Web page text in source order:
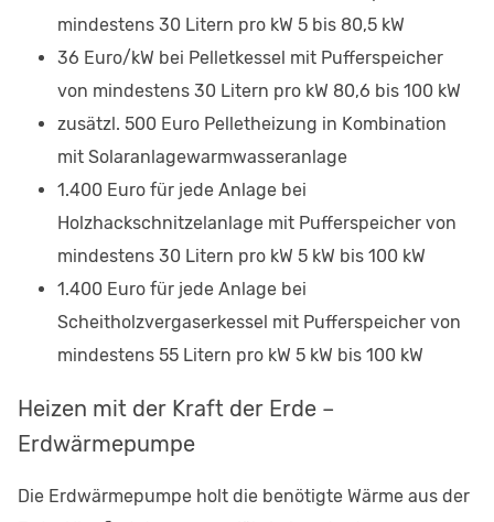
mindestens 30 Litern pro kW 5 bis 80,5 kW
36 Euro/kW bei Pelletkessel mit Pufferspeicher
von mindestens 30 Litern pro kW 80,6 bis 100 kW
zusätzl. 500 Euro Pelletheizung in Kombination
mit Solaranlagewarmwasseranlage
1.400 Euro für jede Anlage bei
Holzhackschnitzelanlage mit Pufferspeicher von
mindestens 30 Litern pro kW 5 kW bis 100 kW
1.400 Euro für jede Anlage bei
Scheitholzvergaserkessel mit Pufferspeicher von
mindestens 55 Litern pro kW 5 kW bis 100 kW
Heizen mit der Kraft der Erde –
Erdwärmepumpe
Die Erdwärmepumpe holt die benötigte Wärme aus der